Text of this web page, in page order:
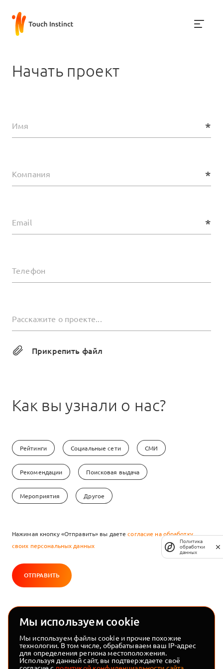
Начать проект
Имя *
Компания *
Email *
Телефон
Расскажите о проекте...
Прикрепить файл
Как вы узнали о нас?
Рейтинги Социальные сети СМИ
Рекомендации Поисковая выдача
Мероприятия Другое
Нажимая кнопку «Отправить» вы даетесогласие на обработку
своих персональных данных
ОТПРАВИТЬ
Санкт-Петербург, Большой проспект ПС, дом 18 А
БЦ «Дом Колобовых», парадная №2, офис № 501
+7 812 389-56-20
Мы используем cookie
Мы используем файлы cookie и прочие похожие
технологии. В том числе, обрабатываем ваш IP-адрес
для определения региона местоположения.
Используя данный сайт, вы подтверждаете своё
Политика
обработки
данных